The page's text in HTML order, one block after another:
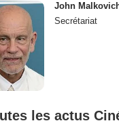
John
Secrétariat
les actus